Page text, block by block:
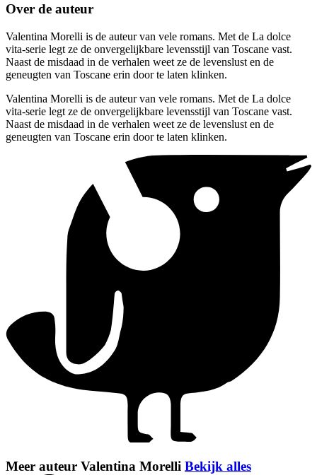
Over de auteur
Valentina Morelli is de auteur van vele romans. Met de La dolce
vita-serie legt ze de onvergelijkbare levensstijl van Toscane vast.
Naast de misdaad in de verhalen weet ze de levenslust en de
geneugten van Toscane erin door te laten klinken.
Valentina Morelli is de auteur van vele romans. Met de La dolce
vita-serie legt ze de onvergelijkbare levensstijl van Toscane vast.
Naast de misdaad in de verhalen weet ze de levenslust en de
geneugten van Toscane erin door te laten klinken.
Meer auteur Valentina Morelli Bekijk alles